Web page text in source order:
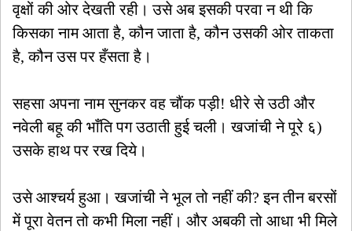
वृक्षों की ओर देखती रही। उसे अब इसकी परवा न थी कि
किसका नाम आता है, कौन जाता है, कौन उसकी ओर ताकता
है, कौन उस पर हँसता है।
सहसा अपना नाम सुनकर वह चौंक पड़ी! धीरे से उठी और
नवेली बहू की भाँति पग उठाती हुई चली। खजांची ने पूरे ६)
उसके हाथ पर रख दिये।
उसे आश्चर्य हुआ। खजांची ने भूल तो नहीं की? इन तीन बरसों
में पूरा वेतन तो कभी मिला नहीं। और अबकी तो आधा भी मिले